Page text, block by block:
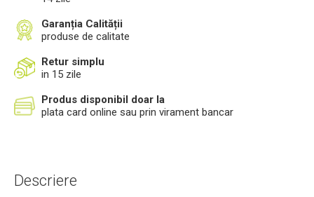
Garanția Calității
produse de calitate
Retur simplu
in 15 zile
Produs disponibil doar la
plata card online sau prin virament bancar
Descriere